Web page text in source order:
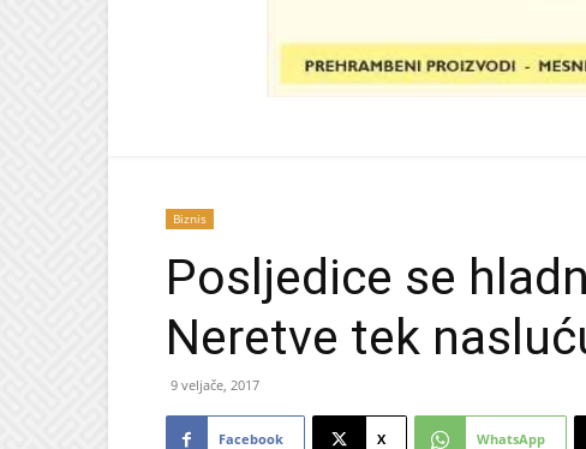
Biznis
Posljedice se
Neretve tek
9 veljače, 2017
Facebook X WhatsApp